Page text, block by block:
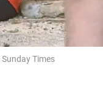
Times